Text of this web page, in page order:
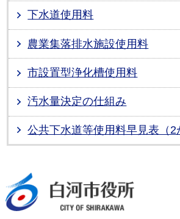
下水道使用料
農業集落排水施設使用料
市設置型浄化槽使用料
汚水量決定の仕組み
公共下水道等使用料早見表（2